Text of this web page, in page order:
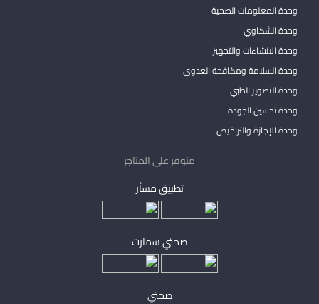
وحدة المعلومات الصحية
وحدة الشكاوي
وحدة الانشاءات والتجهيز
وحدة السلامة ومكافحة العدوى
وحدة التصوير الطبي
وحدة تحسين الجودة
وحدة الإجازة والتراخيص
متوفر على المتاجر
تطبيق مساْر
صحتي سمارت
صحتي